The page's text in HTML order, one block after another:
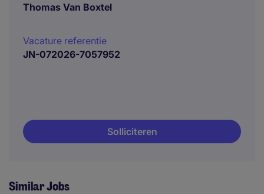
Thomas Van Boxtel
Vacature referentie
JN-072026-7057952
Solliciteren
Similar Jobs